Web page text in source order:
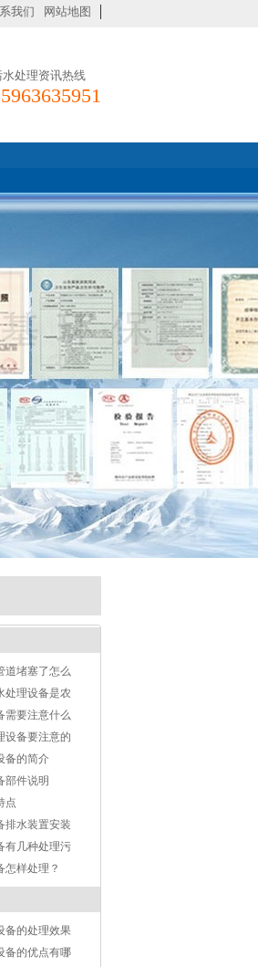
我们 网站地图
水处理资讯热线
道堵塞了怎么
处理设备是农
需要注意什么
设备要注意的
备的简介
部件说明
点
排水装置安装
有几种处理污
怎样处理？
备的处理效果
备的优点有哪